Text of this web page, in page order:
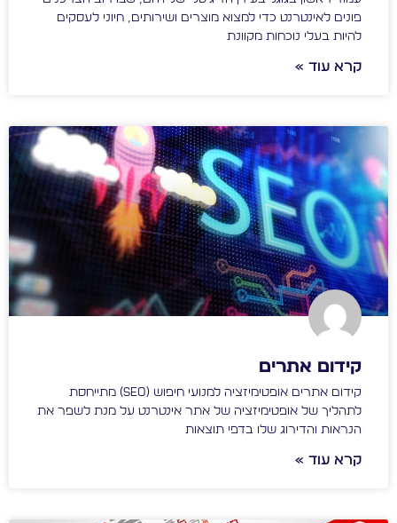
פונים לאינטרנט כדי למצוא מוצרים ושירותים, חיוני לעסקים
להיות בעלי נוכחות מקוונת
קרא עוד »
קידום אתרים
קידום אתרים אופטימיזציה למנועי חיפוש (SEO) מתייחסת
לתהליך של אופטימיזציה של אתר אינטרנט על מנת לשפר את
הנראות והדירוג שלו בדפי תוצאות
קרא עוד »